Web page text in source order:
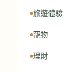
旅遊體驗
寵物
理財